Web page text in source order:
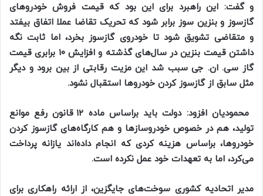
و گفت: این راهبرد برای این بود که قیمت فروش خودرو‌های
گازسوز و بنزین سوز برابر شود که تحریک تقاضا عملا اتفاق بیفتد
و متقاضی تشویق شود تا خودروی گازسوز بخرد، اما ثابت نگه
داشتن قیمت بنزین در سال‌های گذشته و افزایش ۱۰ برابری قیمت
گاز سی. ان. جی سبب شد این مزیت رقابتی از بین برود و دیگر
مثل سابق از گازسوز کردن خودرو‌ها استقبال نشود.
محمودیان افزود: دولت باید براساس ماده ۱۲ قانون رفع موانع
تولید، هم در خصوص خودروساز‌ها و هم کارگاه‌های گازسوز کردن
خودرو‌ها، براساس هزینه کردی که انجام داده‌اند یازانه پرداخت
می‌کرد، اما به تعهدات خود عمل نکرده است.
مدیر اتحادیه کشوری سوخت‌های جایگزین، از ارائه راهکاری برای